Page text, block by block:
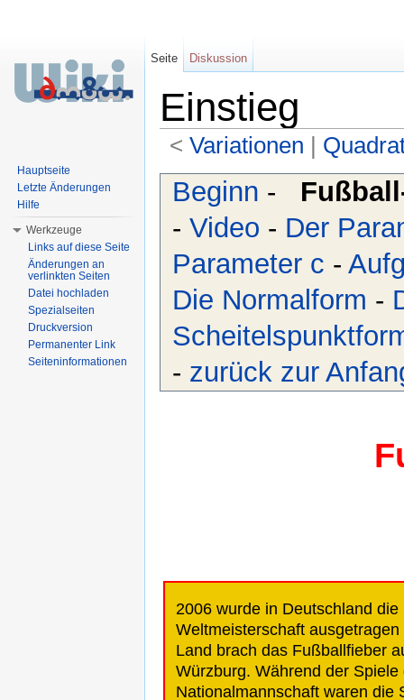
Einstieg
< Variationen ‎ |
Beginn -
- Video - Der
Parameter c -
Die Normalform -
- zurück zur
2006 wurde in Deutschland die
Weltmeisterschaft
Land brach das Fußballfieber
Würzburg. Während der Spiele
Nationalmannschaft waren die
Seite Diskussion
Hauptseite
Letzte Änderungen
Hilfe
Werkzeuge
Links auf diese Seite
Änderungen an
verlinkten Seiten
Datei hochladen
Spezialseiten
Druckversion
Permanenter Link
Seiteninformationen